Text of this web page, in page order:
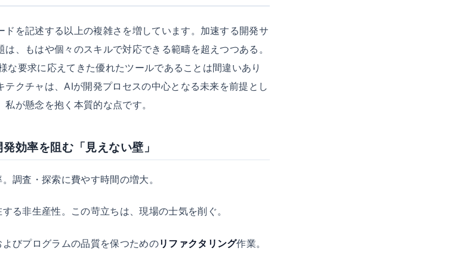
ドを記述する以上の複雑さを増しています。加速する開発サ
は、もはや個々のスキルで対応できる範疇を超えつつある。
な要求に応えてきた優れたツールであることは間違いあり
テクチャは、AIが開発プロセスの中心となる未来を前提とし
が懸念を抱く本質的な点です。
効率を阻む「見えない壁」
調査・探索に費やす時間の増大。
る非生産性。この苛立ちは、現場の士気を削ぐ。
びプログラムの品質を保つためのリファクタリング作業。